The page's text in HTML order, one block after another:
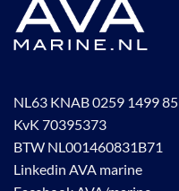
NL63 KNAB 0259 1499 85
KvK 70395373
BTW NL001460831B71
Linkedin AVA marine